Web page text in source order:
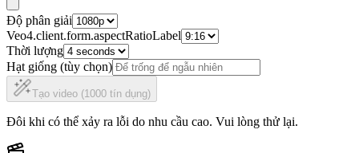
Độ phân giải
Veo4.client.form.aspectRatioLabel
Thời lượng
Hạt giống (tùy chọn)
Tạo video (1000 tín dụng)
Đôi khi có thể xảy ra lỗi do nhu cầu cao. Vui lòng thử lại.